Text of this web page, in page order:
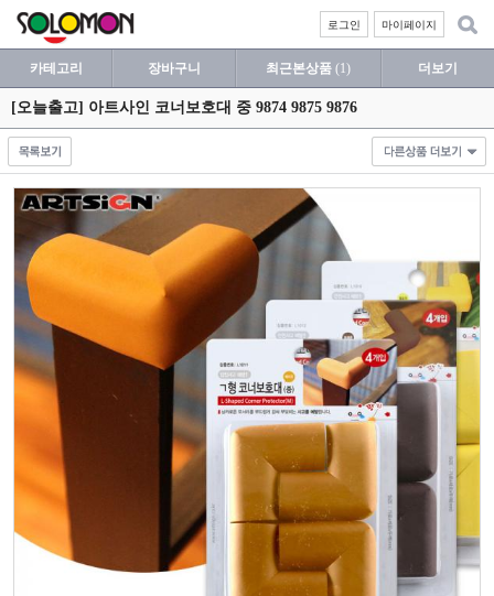
마이페이지
로그인
카테고리 장바구니 최근본상품 (1) 더보기
[오늘출고] 아트사인 코너보호대 중 9874 9875 9876